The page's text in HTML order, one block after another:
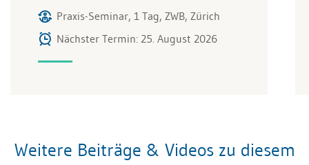
Praxis-Seminar, 1 Tag, ZWB, Zürich
Nächster Termin: 25. August 2026
Weitere Beiträge & Videos zu diesem